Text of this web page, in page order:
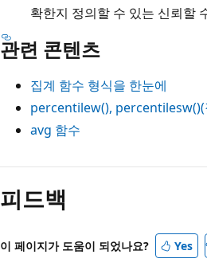
확한지 정의할 수 있는 신뢰할
관련 콘텐츠
집계 함수 형식을 한눈에
percentilew(), percentilesw()(
avg 함수
피드백
이 페이지가 도움이 되었나요? Yes